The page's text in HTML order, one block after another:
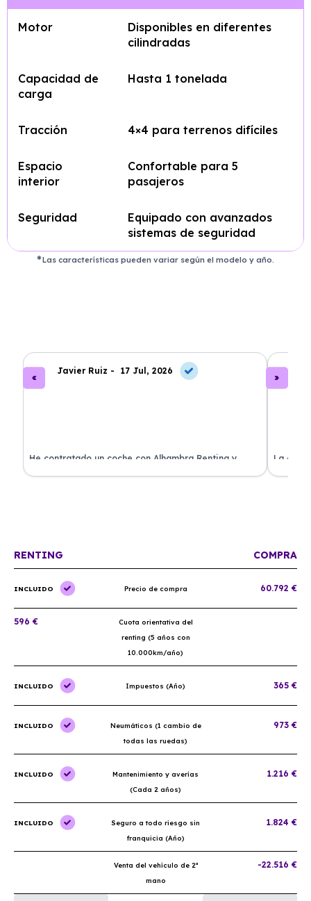
Motor
Disponibles en diferentes
cilindradas
Capacidad de
carga
Hasta 1 tonelada
Tracción 4×4 para terrenos difíciles
Espacio
interior
Confortable para 5
pasajeros
Seguridad
Equipado con avanzados
sistemas de seguridad
Las características pueden variar según el modelo y año.
Javier Ruiz - 17 Jul, 2026
He contratado un coche con Alhambra Renting y
estoy impresionado. Todo ha sido transparente y sin
La
RENTING COMPRA
INCLUIDO Precio de compra 60.792 €
596 €
Cuota orientativa del
renting (5 años con
10.000km/año)
INCLUIDO Impuestos (Año) 365 €
INCLUIDO
Neumáticos (1 cambio de
todas las ruedas)
973 €
INCLUIDO
Mantenimiento y averías
(Cada 2 años)
1.216 €
INCLUIDO
Seguro a todo riesgo sin
franquicia (Año)
1.824 €
Venta del vehículo de 2ª
mano
-22.516 €